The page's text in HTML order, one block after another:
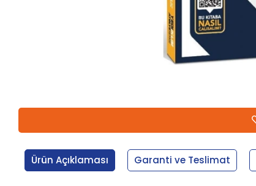
Ürün Açıklaması Garanti ve Teslimat